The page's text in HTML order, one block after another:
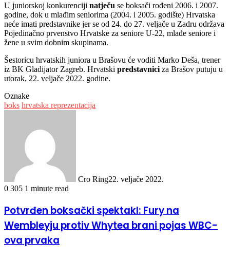
U juniorskoj konkurenciji natječu se boksači rođeni 2006. i 2007.
godine, dok u mlađim seniorima (2004. i 2005. godište) Hrvatska
neće imati predstavnike jer se od 24. do 27. veljače u Zadru održava
Pojedinačno prvenstvo Hrvatske za seniore U-22, mlađe seniore i
žene u svim dobnim skupinama.
Šestoricu hrvatskih juniora u Brašovu će voditi Marko Deša, trener
iz BK Gladijator Zagreb. Hrvatski predstavnici za Brašov putuju u
utorak, 22. veljače 2022. godine.
Oznake
boks hrvatska reprezentacija
Cro Ring22. veljače 2022.
0 305 1 minute read
Potvrđen boksački spektakl: Fury na
Wembleyju protiv Whytea brani pojas WBC-
ova prvaka